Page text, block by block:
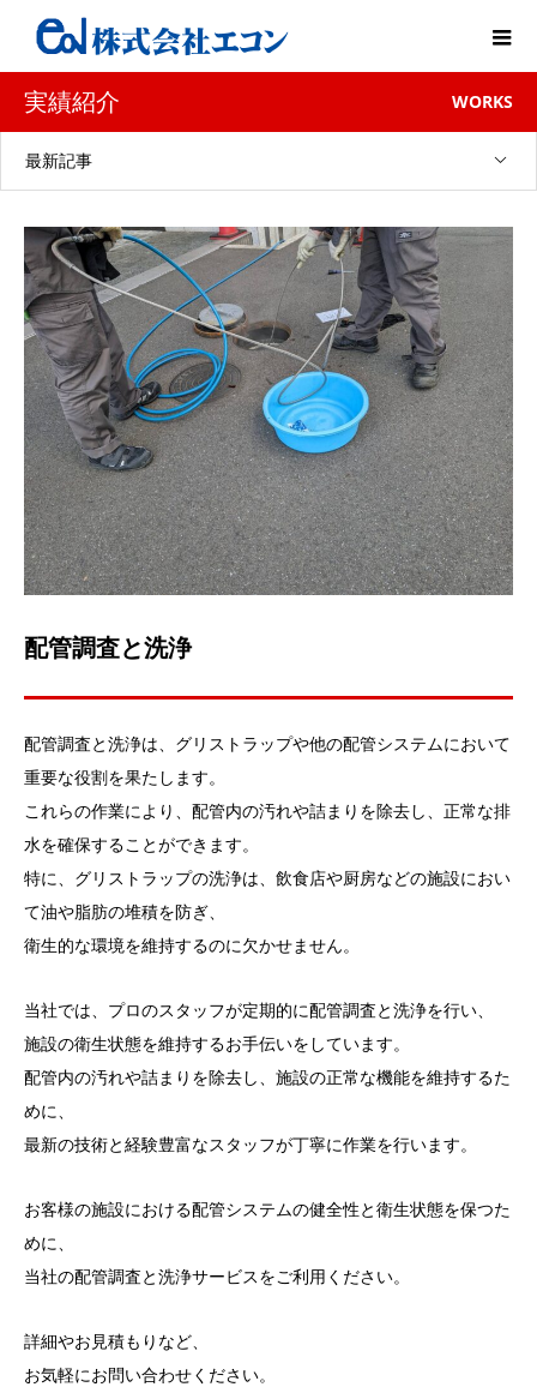
実績紹介 WORKS
最新記事
配管調査と洗浄
配管調査と洗浄は、グリストラップや他の配管システムにおいて
重要な役割を果たします。
これらの作業により、配管内の汚れや詰まりを除去し、正常な排
水を確保することができます。
特に、グリストラップの洗浄は、飲食店や厨房などの施設におい
て油や脂肪の堆積を防ぎ、
衛生的な環境を維持するのに欠かせません。
当社では、プロのスタッフが定期的に配管調査と洗浄を行い、
施設の衛生状態を維持するお手伝いをしています。
配管内の汚れや詰まりを除去し、施設の正常な機能を維持するた
めに、
最新の技術と経験豊富なスタッフが丁寧に作業を行います。
お客様の施設における配管システムの健全性と衛生状態を保つた
めに、
当社の配管調査と洗浄サービスをご利用ください。
詳細やお見積もりなど、
お気軽にお問い合わせください。